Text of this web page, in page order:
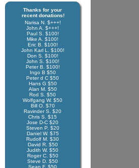
Thanks for your
recent donations!
Narisa N. $+++!
John A. $+++!
Paul S. $100!
Mike A. $100!
Eric B. $100!
John Karl L. $100!
Don S. $100!
John S. $100!
Peter B. $100!
Ingo B $50
Peter d C $50
Hans G $50
Alan M. $50
Rod S. $50
Wolfgang W. $50
Bill O. $70
Ravinder S. $20
Chris S. $15
Jose D-C $20
Steven P. $20
Daniel W. $75
Rudolf M. $30
David R. $50
Judith W. $50
Roger C. $50
Steve D. $50
Sean F. $50